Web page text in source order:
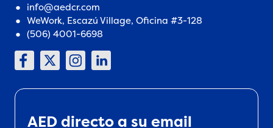
info@aedcr.com
WeWork, Escazú Village, Oficina #3-128
(506) 4001-6698
AED directo a su email